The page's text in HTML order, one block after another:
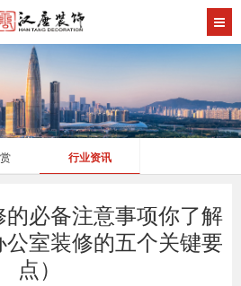
行业资讯
必备注意事项你了解
室装修的五个关键要
点）